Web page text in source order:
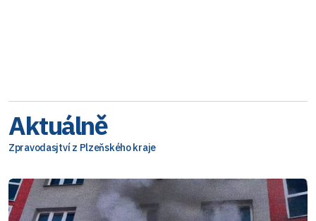
Aktuálně
Zpravodasjtví z Plzeňského kraje